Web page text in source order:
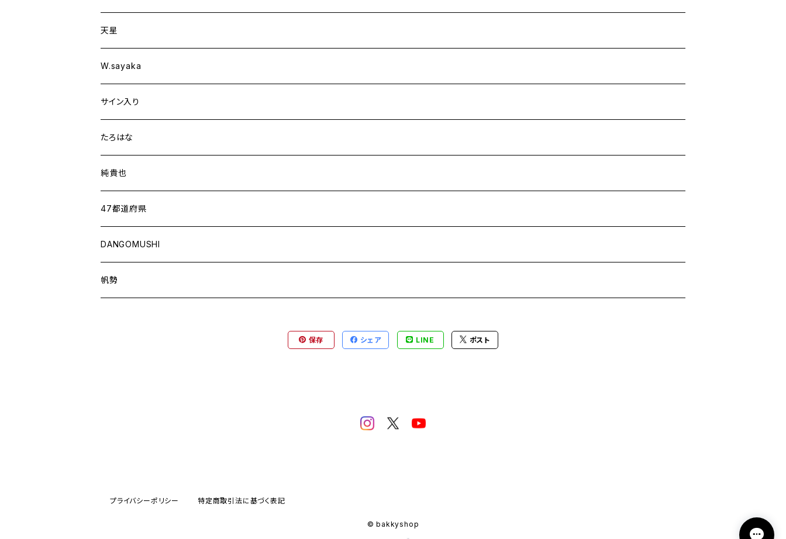
天星
W.sayaka
サイン入り
たろはな
純貴也
47都道府県
DANGOMUSHI
帆勢
保存 シェア LINE ポスト
プライバシーポリシー 特定商取引法に基づく表記
© bakkyshop